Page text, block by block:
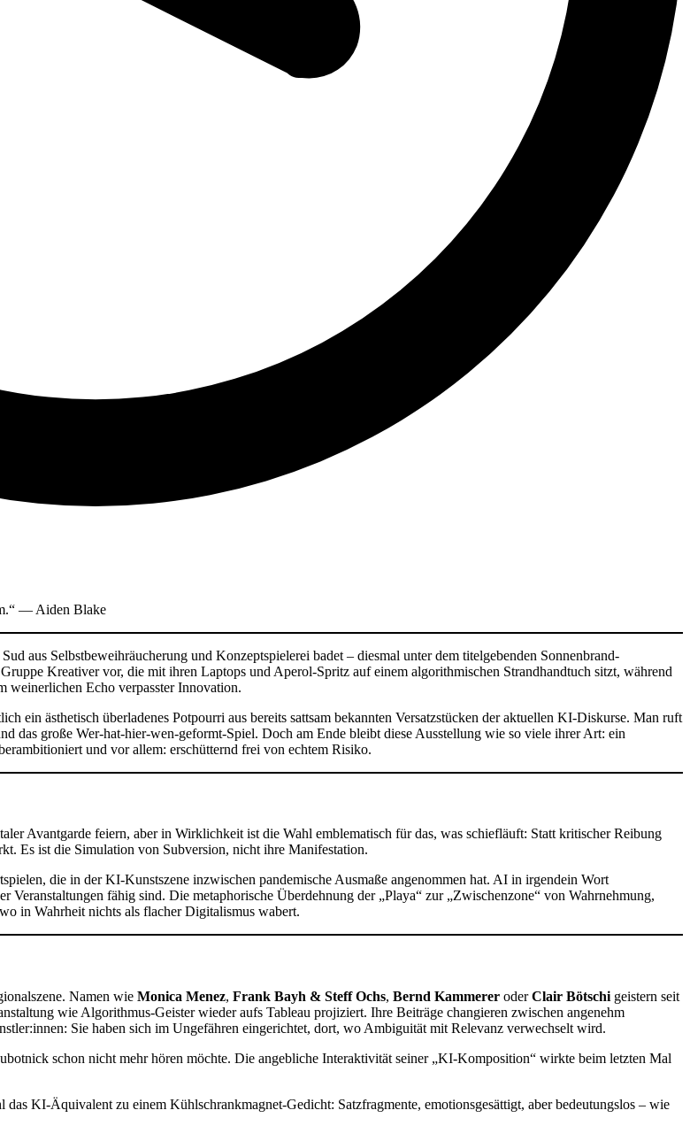
— Aiden Blake
aus Selbstbeweihräucherung und Konzeptspielerei badet – diesmal unter dem titelgebenden Sonnenbrand-
Kreativer vor, die mit ihren Laptops und Aperol-Spritz auf einem algorithmischen Strandhandtuch sitzt, während
Echo verpasster Innovation.
ein ästhetisch überladenes Potpourri aus bereits sattsam bekannten Versatzstücken der aktuellen KI-Diskurse. Man ruft
das große Wer-hat-hier-wen-geformt-Spiel. Doch am Ende bleibt diese Ausstellung wie so viele ihrer Art: ein
und vor allem: erschütternd frei von echtem Risiko.
Avantgarde feiern, aber in Wirklichkeit ist die Wahl emblematisch für das, was schiefläuft: Statt kritischer Reibung
Es ist die Simulation von Subversion, nicht ihre Manifestation.
die in der KI-Kunstszene inzwischen pandemische Ausmaße angenommen hat. AI in irgendein Wort
fähig sind. Die metaphorische Überdehnung der „Playa“ zur „Zwischenzone“ von Wahrnehmung,
in Wahrheit nichts als flacher Digitalismus wabert.
Namen wie Monica Menez, Frank Bayh & Steff Ochs, Bernd Kammerer oderClair Bötschi geistern seit
wie Algorithmus-Geister wieder aufs Tableau projiziert. Ihre Beiträge changieren zwischen angenehm
Sie haben sich im Ungefähren eingerichtet, dort, wo Ambiguität mit Relevanz verwechselt wird.
schon nicht mehr hören möchte. Die angebliche Interaktivität seiner „KI-Komposition“ wirkte beim letzten Mal
KI-Äquivalent zu einem Kühlschrankmagnet-Gedicht: Satzfragmente, emotionsgesättigt, aber bedeutungslos – wie